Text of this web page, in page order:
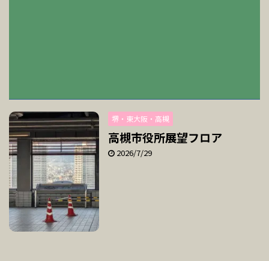
堺・東大阪・高槻
高槻市役所展望フロア
2026/7/29